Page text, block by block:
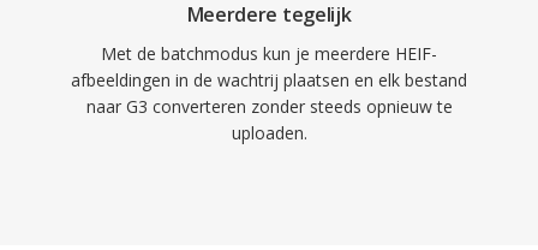
Meerdere tegelijk
Met de batchmodus kun je meerdere HEIF-
afbeeldingen in de wachtrij plaatsen en elk bestand
naar G3 converteren zonder steeds opnieuw te
uploaden.